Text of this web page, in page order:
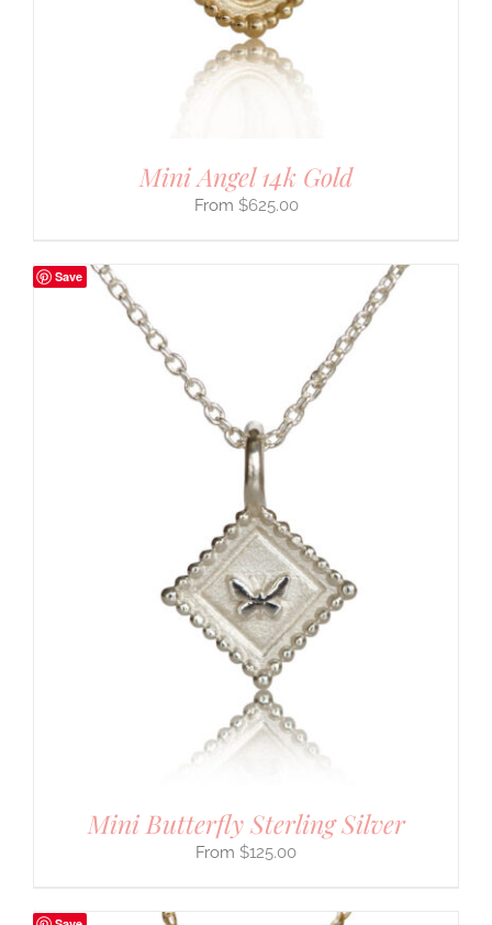
Mini Angel 14k Gold
$625.00
Save
Mini Butterfly Sterling Silver
$125.00